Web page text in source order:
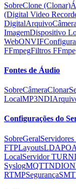
SobreClone (Clonar)
(Digital Video
DigitalArquivo
ImagemDispositivo
WebONVIF
FFmpegFiltros
Fontes de Áudio
SobreCâmeraClonar
LocalMP3NDI
Configurações do
SobreGeral
FTPLayoutsLDAP
LocalServidor TURN
SyslogMQTTNDI
RTMPSegurança